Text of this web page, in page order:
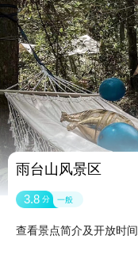
雨台山风景区
3.8 分 一般
查看景点简介及开放时间
